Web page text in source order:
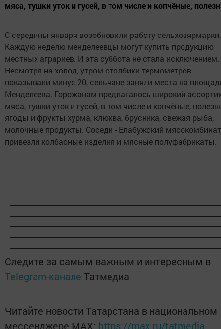
мяса, тушки уток и гусей, в том числе и копчёные,
С середины января возобновили работу сельхозярмарки.
Каждую неделю менделеевцы могут купить продукцию
местных аграриев. И эта суббота не стала исключением.
Несмотря на холод, утром столбики термометров
показывали минус 20, сельчане заняли места на
Менделеева. Горожанам предлагалось широкий
мяса, тушки уток и гусей, в том числе и копчёные,
ягоды и фрукты хурма, клюква, брусника, свежая рыба,
молочные продукты. Соседи - Елабужский
привезли колбасные изделия и мясные полуфабрикаты.
Следите за самым важным и интересным в
Telegram-канале Татмедиа
Читайте новости Татарстана в национальном
мессенджере MАХ: https://max.ru/tatmedia